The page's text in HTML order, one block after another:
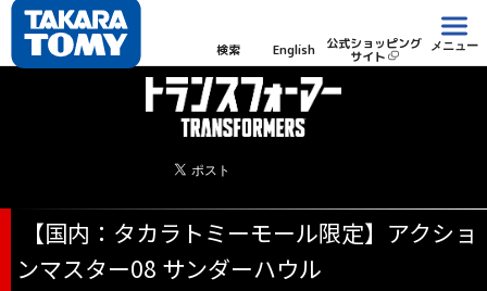
検索 English 公式ショッピング
サイト
メニュー
【国内：タカラトミーモール限定】アクショ
ンマスター08 サンダーハウル